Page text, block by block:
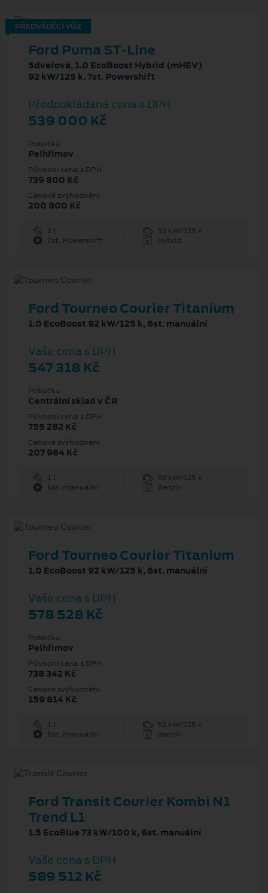
PŘEDVÁDĚCÍ VŮZ
Ford Puma ST-Line
5dveřová, 1.0 EcoBoost Hybrid (mHEV)
92 kW/125 k, 7st. Powershift
Předpokládaná cena s DPH
539 000 Kč
Pobočka
Pelhřimov
Původní cena s DPH
739 800 Kč
Cenové zvýhodnění
200 800 Kč
1 l
92 kW/125 k
7st. Powershift
Hybrid
Ford Tourneo Courier Titanium
1.0 EcoBoost 92 kW/125 k, 6st. manuální
Vaše cena s DPH
547 318 Kč
Pobočka
Centrální sklad v ČR
Původní cena s DPH
755 282 Kč
Cenové zvýhodnění
207 964 Kč
1 l
92 kW/125 k
6st. manuální
Benzín
Ford Tourneo Courier Titanium
1.0 EcoBoost 92 kW/125 k, 6st. manuální
Vaše cena s DPH
578 528 Kč
Pobočka
Pelhřimov
Původní cena s DPH
738 342 Kč
Cenové zvýhodnění
159 814 Kč
1 l
92 kW/125 k
6st. manuální
Benzín
Ford Transit Courier Kombi N1
Trend L1
1.5 EcoBlue 73 kW/100 k, 6st. manuální
Vaše cena s DPH
589 512 Kč